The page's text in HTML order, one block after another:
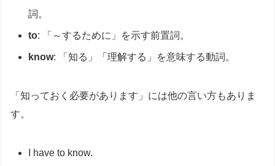
詞。
to: 「～するために」を示す前置詞。
know: 「知る」「理解する」を意味する動詞。
「知っておく必要があります」には他の言い方もありま
す。
I have to know.